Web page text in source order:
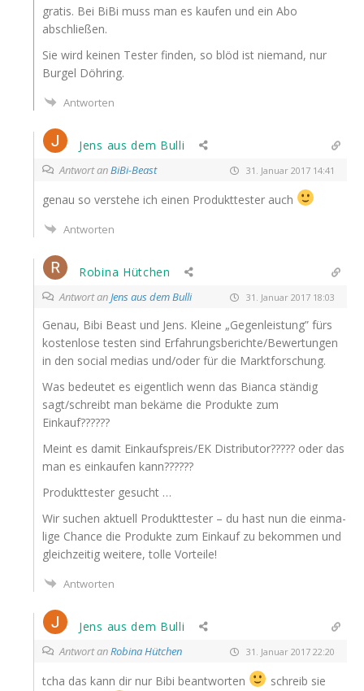
gra­tis. Bei BiBi muss man es kau­fen und ein Abo
abschließen.
Sie wird kei­nen Tes­ter fin­den, so blöd ist nie­mand, nur
Bur­gel Döhring.
Antworten
Jens aus dem Bulli
Antwort anBiBi-Beast 31. Januar 2017 14:41
genau so ver­ste­he ich einen Pro­dukt­tes­ter auch
Antworten
Robina Hütchen
Antwort anJens aus dem Bulli 31. Januar 2017 18:03
Genau, Bibi Beast und Jens. Klei­ne „Gegen­leis­tung” fürs
kos­ten­lo­se tes­ten sind Erfahrungsberichte/Bewertungen
in den social medi­as und/oder für die Marktforschung.
Was bedeu­tet es eigent­lich wenn das Bian­ca stän­dig
sagt/schreibt man bekä­me die Pro­duk­te zum
Einkauf??????
Meint es damit Einkaufspreis/EK Dis­tri­bu­tor????? oder das
man es ein­kau­fen kann??????
Pro­dukt­tes­ter gesucht …
Wir suchen aktu­ell Pro­dukt­tes­ter – du hast nun die ein­ma­
li­ge Chan­ce die Pro­duk­te zum Ein­kauf zu bekom­men und
gleich­zei­tig wei­te­re, tol­le Vorteile!
Antworten
Jens aus dem Bulli
Antwort anRobina Hütchen 31. Januar 2017 22:20
tcha das kann dir nur Bibi beant­wor­ten
schreib sie